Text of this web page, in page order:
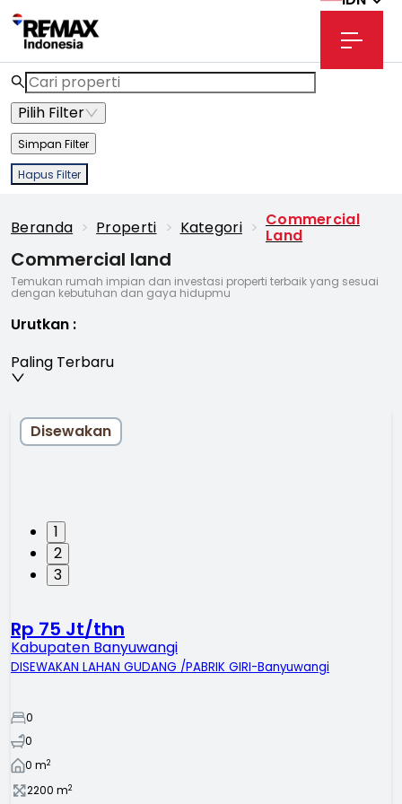
Pilih Filter
Simpan Filter
Hapus Filter
Beranda > Properti > Kategori > Commercial
Land
Commercial land
Temukan rumah impian dan investasi properti terbaik yang sesuai
dengan kebutuhan dan gaya hidupmu
Urutkan :
Paling Terbaru
1
2
3
Disewakan
Rp 75 Jt/thn
Kabupaten Banyuwangi
DISEWAKAN LAHAN GUDANG /PABRIK GIRI-Banyuwangi
0
0
0 m2
2200 m2